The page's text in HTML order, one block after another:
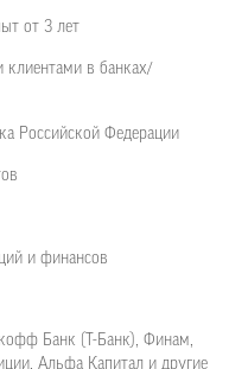
от 3 лет
в банках/
Российской Федерации
и финансов
Банк (T-Банк), Финам,
Альфа Капитал и другие